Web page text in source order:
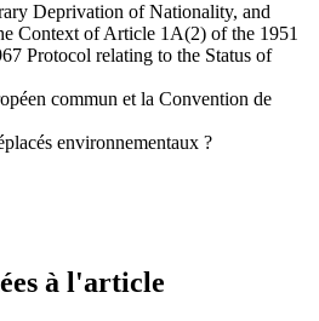
Deprivation of Nationality, and
Context of Article 1A(2) of the 1951
Protocol relating to the Status of
commun et la Convention de
environnementaux ?
à l'article